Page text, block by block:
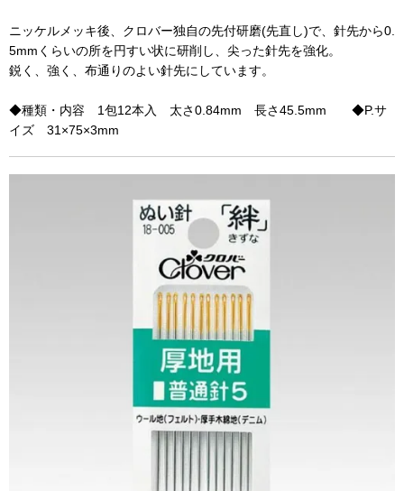
ニッケルメッキ後、クロバー独自の先付研磨(先直し)で、針先から0.
5mmくらいの所を円すい状に研削し、尖った針先を強化。
鋭く、強く、布通りのよい針先にしています。
◆種類・内容 1包12本入 太さ0.84mm 長さ45.5mm ◆P.サ
イズ 31×75×3mm